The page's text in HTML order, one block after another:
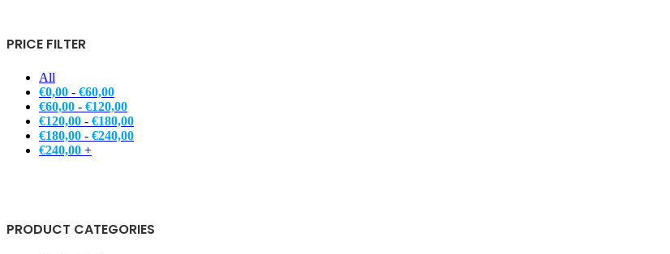
PRICE FILTER
All
€0,00 - €60,00
€60,00 - €120,00
€120,00 - €180,00
€180,00 - €240,00
€240,00 +
PRODUCT CATEGORIES